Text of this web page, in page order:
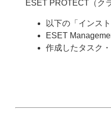
ESET PROTECT（ク
以下の「インス
ESET
作成したタスク